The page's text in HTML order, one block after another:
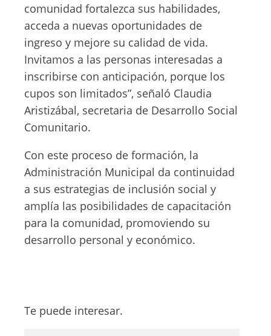
comunidad fortalezca sus habilidades,
acceda a nuevas oportunidades de
ingreso y mejore su calidad de vida.
Invitamos a las personas interesadas a
inscribirse con anticipación, porque los
cupos son limitados”, señaló Claudia
Aristizábal, secretaria de Desarrollo Social
Comunitario.
Con este proceso de formación, la
Administración Municipal da continuidad
a sus estrategias de inclusión social y
amplía las posibilidades de capacitación
para la comunidad, promoviendo su
desarrollo personal y económico.
Te puede interesar.